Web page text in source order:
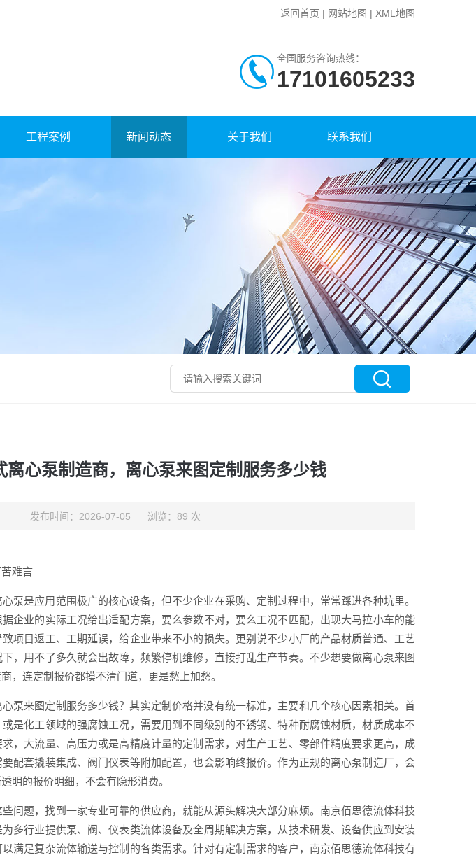
返回首页 | 网站地图 | XML地图
全国服务咨询热线：
17101605233
工程案例 新闻动态 关于我们 联系我们
离心泵制造商，离心泵来图定制服务多少钱
发布时间：2026-07-05 浏览：89 次
难言
泵是应用范围极广的核心设备，但不少企业在采购、定制过程中，常常踩进各种坑里。
企业的实际工况给出适配方案，要么参数不对，要么工况不匹配，出现大马拉小车的能
项目返工、工期延误，给企业带来不小的损失。更别说不少小厂的产品材质普通、工艺
，用不了多久就会出故障，频繁停机维修，直接打乱生产节奏。不少想要做离心泵来图
，连定制报价都摸不清门道，更是愁上加愁。
泵来图定制服务多少钱？其实定制价格并没有统一标准，主要和几个核心因素相关。首
是化工领域的强腐蚀工况，需要用到不同级别的不锈钢、特种耐腐蚀材质，材质成本不
，大流量、高压力或是高精度计量的定制需求，对生产工艺、零部件精度要求更高，成
配套撬装集成、阀门仪表等附加配置，也会影响终报价。作为正规的离心泵制造厂，会
明的报价明细，不会有隐形消费。
问题，找到一家专业可靠的供应商，就能从源头解决大部分麻烦。南京佰思德流体科技
多行业提供泵、阀、仪表类流体设备及全周期解决方案，从技术研发、设备供应到安装
满足复杂流体输送与控制的各类需求。针对有定制需求的客户，南京佰思德流体科技有